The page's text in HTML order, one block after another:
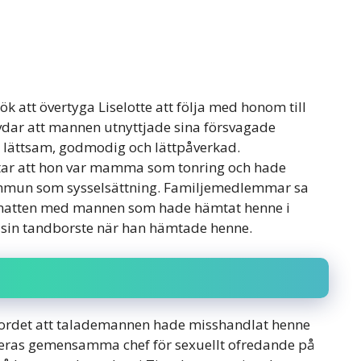
att övertyga Liselotte att följa med honom till
att mannen utnyttjade sina försvagade
godmodig och lättpåverkad.
att hon var mamma som tonring och hade
som sysselsättning. Familjemedlemmar sa
med mannen som hade hämtat henne i
tandborste när han hämtade henne.
att talademannen hade misshandlat henne
gemensamma chef för sexuellt ofredande på